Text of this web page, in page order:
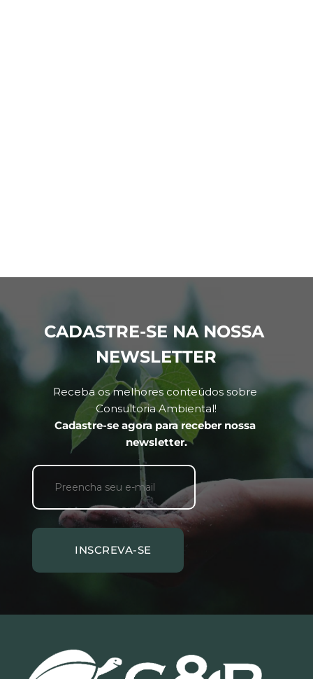
CADASTRE-SE NA NOSSA
NEWSLETTER
Receba os melhores conteúdos sobre
Consultoria Ambiental!
Cadastre-se agora para receber nossa
newsletter.
INSCREVA-SE